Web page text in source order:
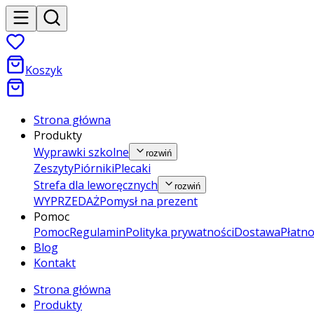
Koszyk
Strona główna
Produkty
Wyprawki szkolne
rozwiń
ZeszytyPiórnikiPlecaki
Strefa dla leworęcznych
rozwiń
WYPRZEDAŻPomysł na prezent
Pomoc
PomocRegulaminPolityka prywatnościDostawa
Blog
Kontakt
Strona główna
Produkty